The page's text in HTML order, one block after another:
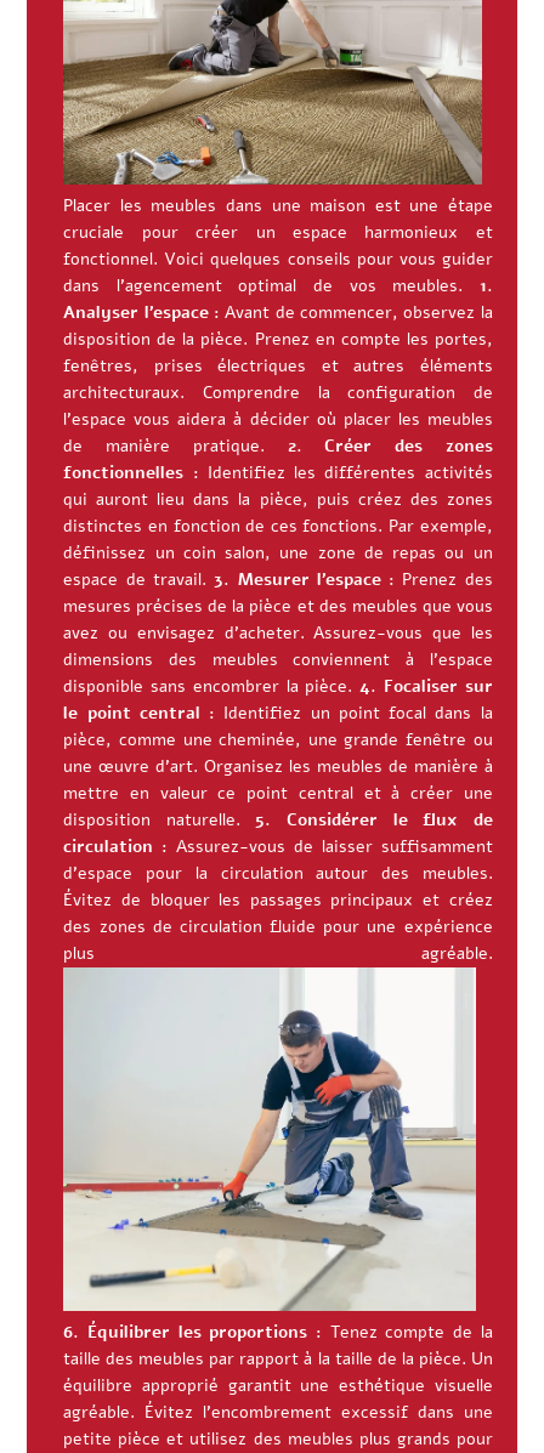
Placer les meubles dans une maison est une étape
cruciale pour créer un espace harmonieux et
fonctionnel. Voici quelques conseils pour vous guider
dans l’agencement optimal de vos meubles. 1.
Analyser l’espace : Avant de commencer, observez la
disposition de la pièce. Prenez en compte les portes,
fenêtres, prises électriques et autres éléments
architecturaux. Comprendre la configuration de
l’espace vous aidera à décider où placer les meubles
de manière pratique. 2. Créer des zones
fonctionnelles : Identifiez les différentes activités
qui auront lieu dans la pièce, puis créez des zones
distinctes en fonction de ces fonctions. Par exemple,
définissez un coin salon, une zone de repas ou un
espace de travail. 3. Mesurer l’espace : Prenez des
mesures précises de la pièce et des meubles que vous
avez ou envisagez d’acheter. Assurez-vous que les
dimensions des meubles conviennent à l’espace
disponible sans encombrer la pièce.4. Focaliser sur
le point central : Identifiez un point focal dans la
pièce, comme une cheminée, une grande fenêtre ou
une œuvre d’art. Organisez les meubles de manière à
mettre en valeur ce point central et à créer une
disposition naturelle. 5. Considérer le flux de
circulation : Assurez-vous de laisser suffisamment
d’espace pour la circulation autour des meubles.
Évitez de bloquer les passages principaux et créez
des zones de circulation fluide pour une expérience
plus agréable.
6. Équilibrer les proportions : Tenez compte de la
taille des meubles par rapport à la taille de la pièce. Un
équilibre approprié garantit une esthétique visuelle
agréable. Évitez l’encombrement excessif dans une
petite pièce et utilisez des meubles plus grands pour